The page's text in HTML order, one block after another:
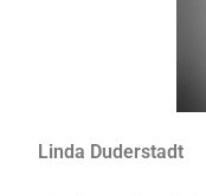
Linda Duderstadt